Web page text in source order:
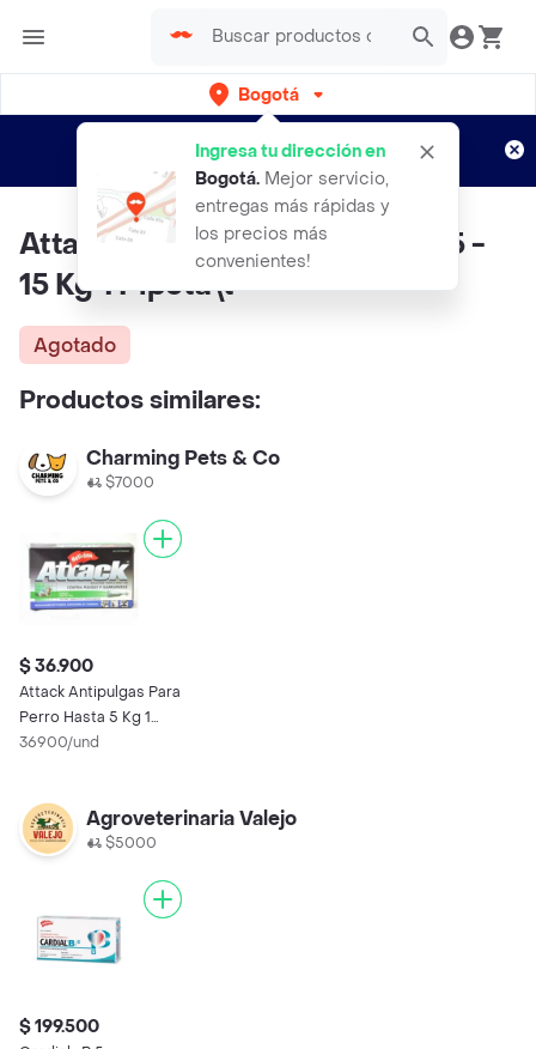
Bogotá
Ingresa tu dirección en
Bogotá. Mejor servicio,
entregas más rápidas y
los precios más
convenientes!
envíos gratis por semanas
Aplican TyC
Attack Antipulgas Para Perro >5 -
15 Kg 1 Pipeta\t
Agotado
Productos similares:
Charming Pets & Co
$7000
$ 36.900
Attack Antipulgas Para
Perro Hasta 5 Kg 1
Pipeta
36900/und
Agroveterinaria Valejo
$5000
$ 199.500